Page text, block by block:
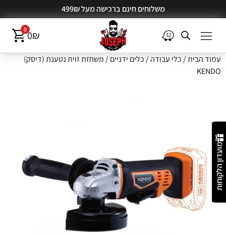
משלוחים חינם ברכישה מעל 499₪
00₪
מועדון הלקוחות
עמוד הבית/ כלי עבודה/ כלים ידניים/ משחזת זוית נטענת (דיסק)
KENDO